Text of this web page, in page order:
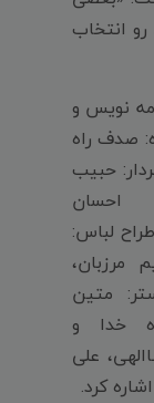
انتخاب
نویس و
صدف راه
حبیب
لباس:
مرزبان،
متین
خدا و
علی
کرد.